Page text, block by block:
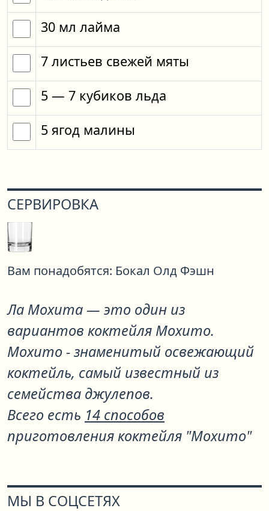
30 мл лайма
7 листьев свежей мяты
5 — 7 кубиков льда
5 ягод малины
СЕРВИРОВКА
Вам понадобятся: Бокал Олд Фэшн
Ла Мохита— это один из
вариантов коктейля Мохито.
Мохито - знаменитый освежающий
коктейль, самый известный из
семейства джулепов.
Всего есть 14 способов
приготовления коктейля "Мохито"
МЫ В СОЦСЕТЯХ